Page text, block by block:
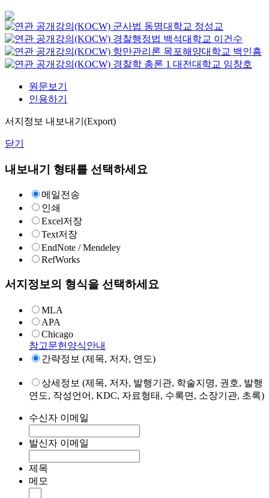
군사법 동명대학교 정성교
경찰행정법 백석대학교 이건수
항만관리론 목포해양대학교 백인흠
경찰학 총론 1 대전대학교 임창호
원문보기
인용하기
서지정보 내보내기(Export)
닫기
내보내기 형태를 선택하세요
메일전송
인쇄
Excel저장
Text저장
EndNote / Mendeley
RefWorks
서지정보의 형식을 선택하세요
MLA
APA
Chicago
참고문헌양식안내
간략정보 (제목, 저자, 연도)
상세정보 (제목, 저자, 발행기관, 학술지명, 권호, 발행
연도, 작성언어, KDC, 자료형태, 수록면, 소장기관, 초록)
수신자 이메일
발신자 이메일
제목
메모